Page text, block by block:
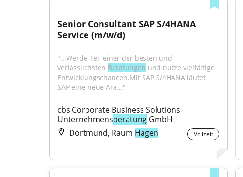
Senior Consultant SAP S/4HANA
Service (m/w/d)
"...Werde Teil einer der besten und
verlässlichsten Beratungen und nutze vielfältige
Entwicklungschancen.Mit SAP S/4HANA läutet
SAP eine neue Ära..."
cbs Corporate Business Solutions
Unternehmensberatung GmbH
Dortmund, Raum Hagen Vollzeit